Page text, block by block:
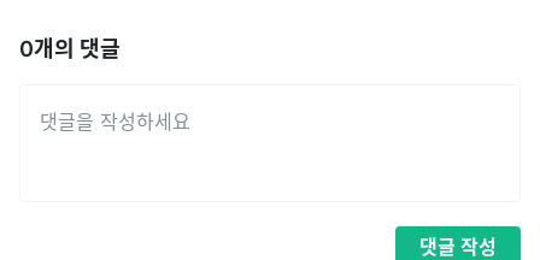
0개의 댓글
댓글 작성